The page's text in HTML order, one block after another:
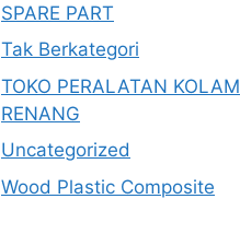
SPARE PART
Tak Berkategori
TOKO PERALATAN KOLAM
RENANG
Uncategorized
Wood Plastic Composite